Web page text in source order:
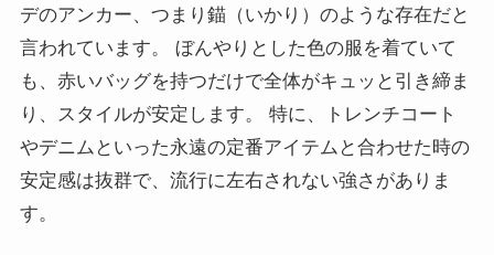
デのアンカー、つまり錨（いかり）のような存在だと
言われています。 ぼんやりとした色の服を着ていて
も、赤いバッグを持つだけで全体がキュッと引き締ま
り、スタイルが安定します。 特に、トレンチコート
やデニムといった永遠の定番アイテムと合わせた時の
安定感は抜群で、流行に左右されない強さがありま
す。